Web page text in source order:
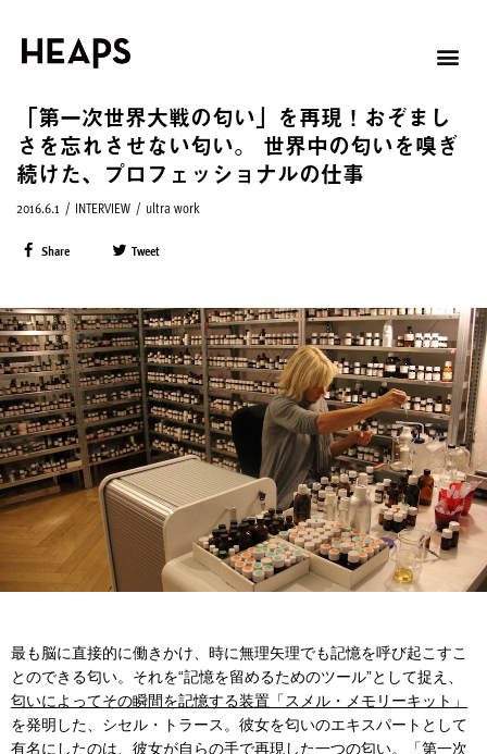
「第一次世界大戦の匂い」を再現！おぞまし
さを忘れさせない匂い。 世界中の匂いを嗅ぎ
続けた、プロフェッショナルの仕事
2016.6.1 / INTERVIEW / ultra work
Share Tweet
最も脳に直接的に働きかけ、時に無理矢理でも記憶を呼び起こすこ
とのできる匂い。それを“記憶を留めるためのツール”として捉え、
匂いによってその瞬間を記憶する装置「スメル・メモリーキット」
を発明した、シセル・トラース。彼女を匂いのエキスパートとして
有名にしたのは、彼女が自らの手で再現した一つの匂い。「第一次